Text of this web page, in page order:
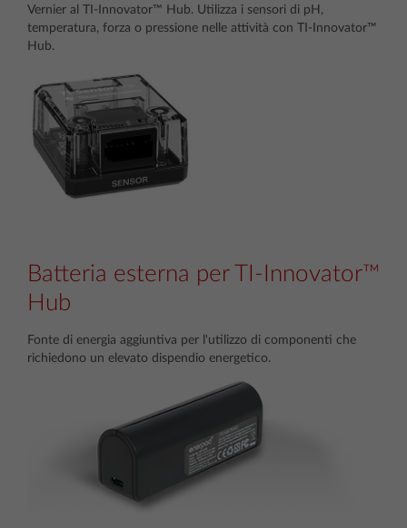
Vernier al TI-Innovator™ Hub. Utilizza i sensori di pH,
temperatura, forza o pressione nelle attività con TI-Innovator™
Hub.
Batteria esterna per TI-Innovator™
Hub
Fonte di energia aggiuntiva per l'utilizzo di componenti che
richiedono un elevato dispendio energetico.